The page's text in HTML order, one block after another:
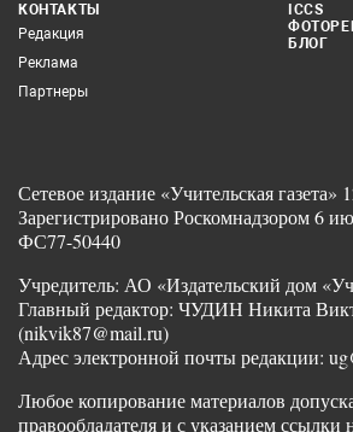
КОНТАКТЫ
Редакция
Реклама
Партнеры
ICCS
БЛОГ
Сетевое издание «Учительская газета»
Зарегистрировано Роскомнадзором 6
ФС77-50440
Учредитель: АО «Издательский дом
Главный редактор: ЧУДИН Никита
(nikvik87@mail.ru)
Адрес электронной почты редакции:
Любое копирование материалов
правообладателя и с указанием ссылки